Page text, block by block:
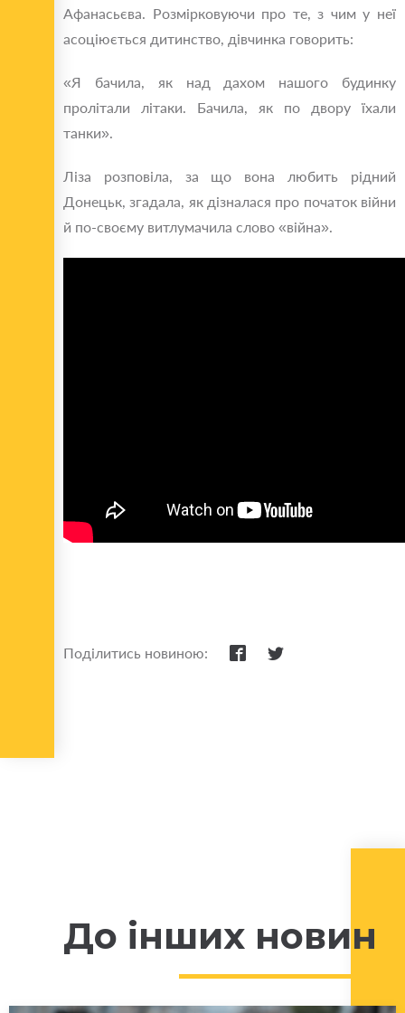
Афанасьєва. Розмірковуючи про те, з чим у неї
асоціюється дитинство, дівчинка говорить:
«Я бачила, як над дахом нашого будинку
пролітали літаки. Бачила, як по двору їхали
танки».
Ліза розповіла, за що вона любить рідний
Донецьк, згадала, як дізналася про початок війни
й по-своєму витлумачила слово «війна».
Поділитись новиною:
До інших новин